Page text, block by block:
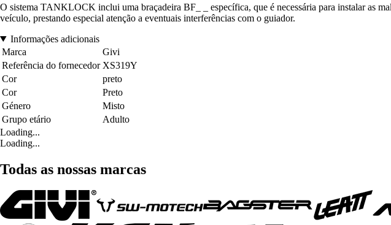
O sistema TANKLOCK inclui uma braçadeira BF_ _ específica, que é necessária para instalar as
veículo, prestando especial atenção a eventuais interferências com o guiador.
Informações adicionais
Marca
Givi
Referência do fornecedor XS319Y
Cor
preto
Cor
Preto
Género
Misto
Grupo etário
Adulto
Loading...
Loading...
Todas as nossas marcas